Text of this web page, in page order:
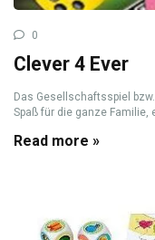
0
Clever 4 Ever
Das Gesellschaftsspiel
Spaß für die ganze Familie,
Read more »